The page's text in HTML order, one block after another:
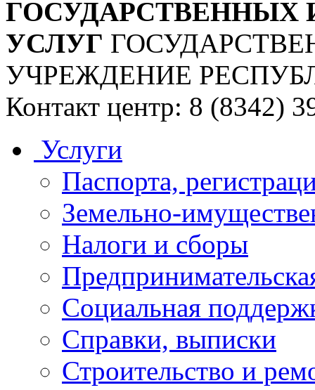
УСЛУГ
УЧРЕЖДЕНИЕ
Контакт центр: 8 (8342)
Услуги
Паспорта,
Земельно-
Налоги и сборы
Социальная
Справки, выписки
Строительство и